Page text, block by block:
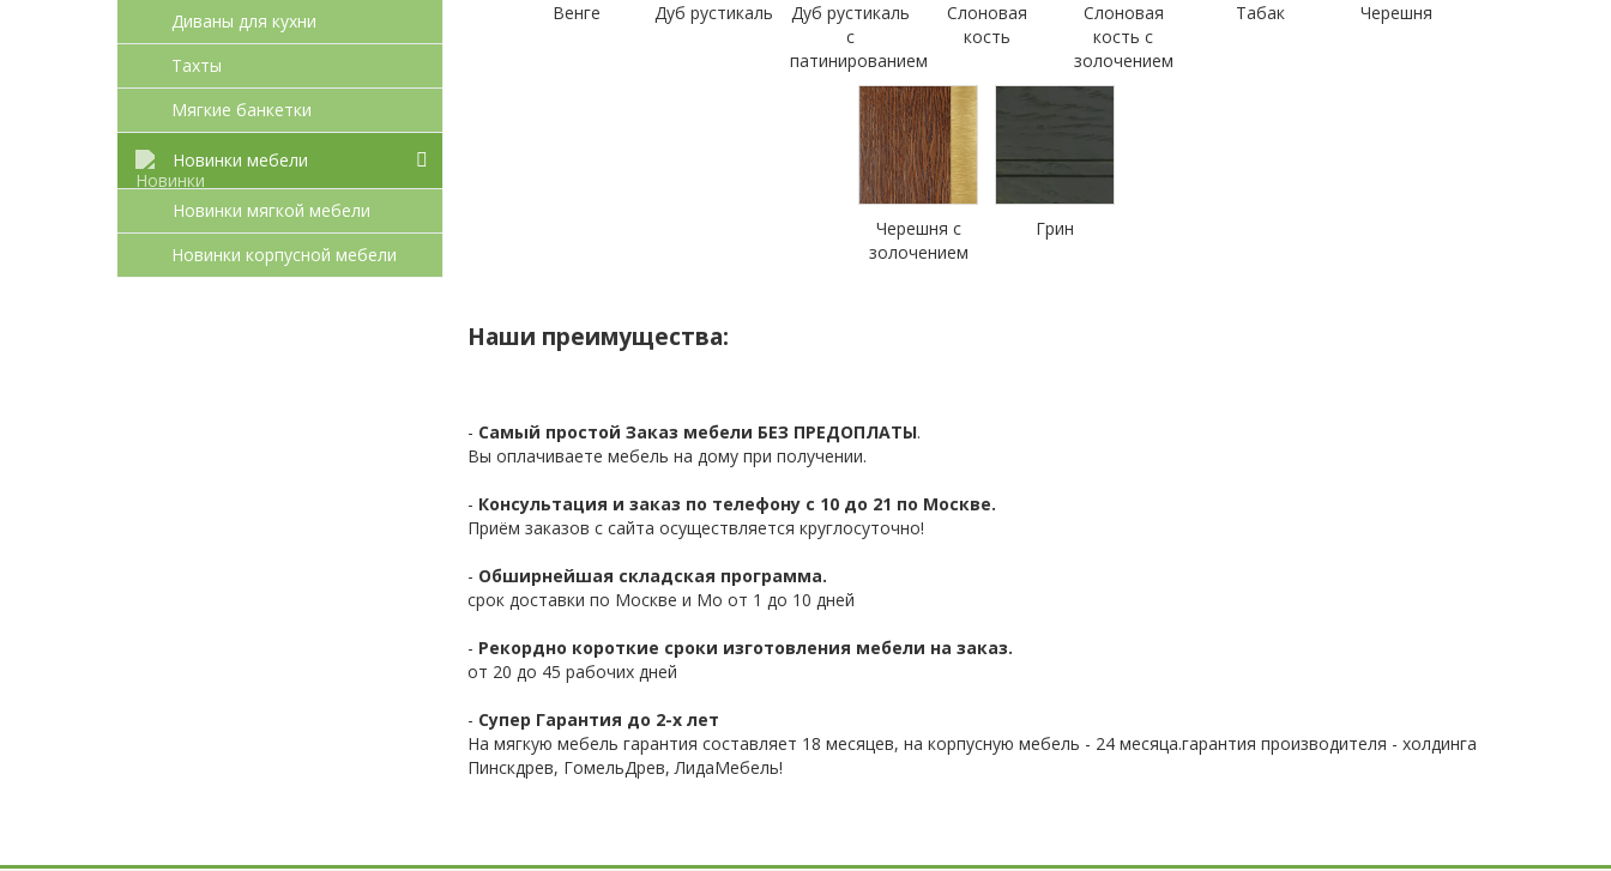
Диваны для кухни
Тахты
Мягкие банкетки
Новинки мебели
Новинки мягкой мебели
Новинки корпусной мебели
Венге Дуб рустикаль
Дуб рустикаль
с
патинированием
Слоновая
кость
Слоновая
кость с
золочением
Табак Черешня
Черешня с
золочением
Грин
Наши преимущества:
- Самый простой Заказ мебели БЕЗ ПРЕДОПЛАТЫ.
Вы оплачиваете мебель на дому при получении.
- Консультация и заказ по телефону с 10 до 21 по Москве.
Приём заказов с сайта осуществляется круглосуточно!
- Обширнейшая складская программа.
срок доставки по Москве и Мо от 1 до 10 дней
- Рекордно короткие сроки изготовления мебели на заказ.
от 20 до 45 рабочих дней
- Супер Гарантия до 2-х лет
На мягкую мебель гарантия составляет 18 месяцев, на корпусную мебель - 24 месяца.гарантия производителя - холдинга
Пинскдрев, ГомельДрев, ЛидаМебель!